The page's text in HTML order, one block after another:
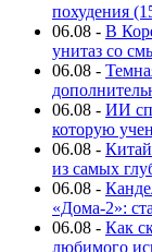
похудения
06.08 - В
унитаз со
06.08 -
06.08 - ИИ
которую
06.08 -
из самых
06.08 -
«Дома-2»:
06.08 - Как
любимого